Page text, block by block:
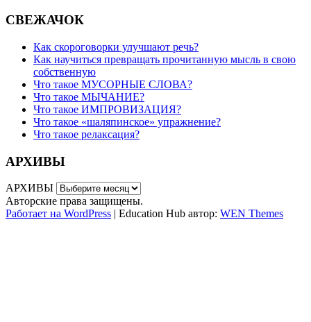
СВЕЖАЧОК
Как скороговорки улучшают речь?
Как научиться превращать прочитанную мысль в свою
собственную
Что такое МУСОРНЫЕ СЛОВА?
Что такое МЫЧАНИЕ?
Что такое ИМПРОВИЗАЦИЯ?
Что такое «шаляпинское» упражнение?
Что такое релаксация?
АРХИВЫ
АРХИВЫ
Авторские права защищены.
Работает на WordPress | Education Hub автор: WEN Themes